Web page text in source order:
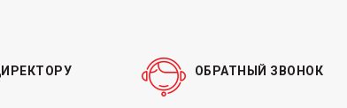
ОБРАТНЫЙ ЗВОНОК